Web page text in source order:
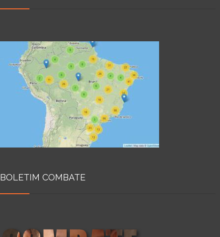
BOLETIM COMBATE